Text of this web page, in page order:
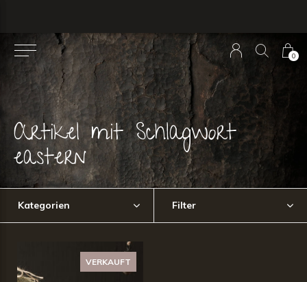
0
Artikel mit Schlagwort
eastern
Kategorien Filter
VERKAUFT